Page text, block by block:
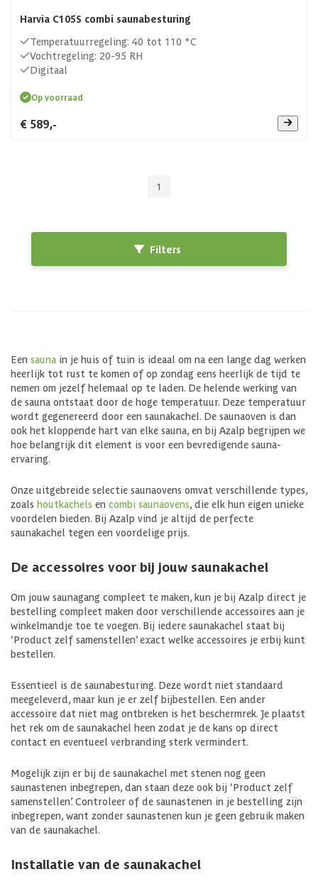
Harvia C105S combi saunabesturing
Temperatuurregeling: 40 tot 110 °C
Vochtregeling: 20-95 RH
Digitaal
Op voorraad
€ 589,-
1
Filters
Een sauna in je huis of tuin is ideaal om na een lange dag werken
heerlijk tot rust te komen of op zondag eens heerlijk de tijd te
nemen om jezelf helemaal op te laden. De helende werking van
de sauna ontstaat door de hoge temperatuur. Deze temperatuur
wordt gegenereerd door een saunakachel. De saunaoven is dan
ook het kloppende hart van elke sauna, en bij Azalp begrijpen we
hoe belangrijk dit element is voor een bevredigende sauna-
ervaring.
Onze uitgebreide selectie saunaovens omvat verschillende types,
zoals houtkachels en combi saunaovens, die elk hun eigen unieke
voordelen bieden. Bij Azalp vind je altijd de perfecte
saunakachel tegen een voordelige prijs.
De accessoires voor bij jouw saunakachel
Om jouw saunagang compleet te maken, kun je bij Azalp direct je
bestelling compleet maken door verschillende accessoires aan je
winkelmandje toe te voegen. Bij iedere saunakachel staat bij
‘Product zelf samenstellen’ exact welke accessoires je erbij kunt
bestellen.
Essentieel is de saunabesturing. Deze wordt niet standaard
meegeleverd, maar kun je er zelf bijbestellen. Een ander
accessoire dat niet mag ontbreken is het beschermrek. Je plaatst
het rek om de saunakachel heen zodat je de kans op direct
contact en eventueel verbranding sterk vermindert.
Mogelijk zijn er bij de saunakachel met stenen nog geen
saunastenen inbegrepen, dan staan deze ook bij ‘Product zelf
samenstellen’. Controleer of de saunastenen in je bestelling zijn
inbegrepen, want zonder saunastenen kun je geen gebruik maken
van de saunakachel.
Installatie van de saunakachel